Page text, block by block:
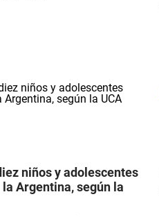
niños y adolescentes
Argentina, según la